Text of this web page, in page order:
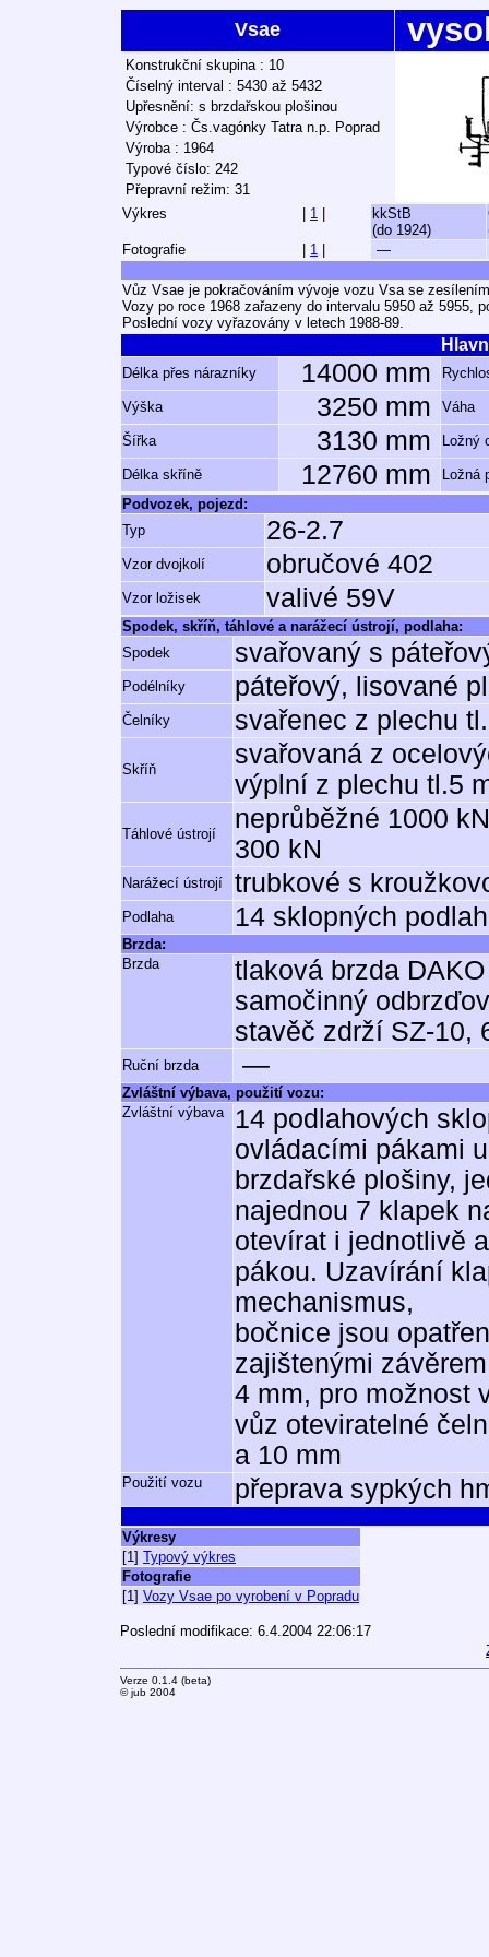
Vsae
Konstrukční skupina : 10
Číselný interval : 5430 až 5432
Upřesnění: s brzdařskou plošinou
Výrobce : Čs.vagónky Tatra n.p. Poprad
Výroba : 1964
Typové číslo: 242
Přepravní režim: 31
Výkres
1
kkStB
(do 1924)
Fotografie
1 —
Vůz Vsae je pokračováním vývoje vozu Vsa se
Vozy po roce 1968 zařazeny do intervalu 5950 až 5955,
Poslední vozy vyřazovány v letech 1988-89.
Délka přes nárazníky 14000 mm
Výška 3250 mm Váha
Šířka 3130 mm Ložný
Délka skříně 12760 mm
Ložná
Podvozek, pojezd:
Typ
26-2.7
Vzor dvojkolí obručové 402
Vzor ložisek valivé 59V
Spodek, skříň, táhlové a narážecí ústrojí, podlaha:
Spodek
svařovaný s
Podélníky páteřový, lisované
Čelníky svařenec z plechu
Skříň
svařovaná z
výplní z plechu tl.5
Táhlové ústrojí
neprůběžné 1000
300 kN
Narážecí ústrojí trubkové s
Podlaha 14 sklopných
Brzda:
Brzda
tlaková brzda
samočinný
stavěč zdrží SZ-10,
Ruční brzda —
Zvláštní výbava, použití vozu:
Zvláštní výbava
14 podlahových
ovládacími pákami
brzdařské plošiny,
najednou 7 klapek
otevírat i jednotlivě
pákou. Uzavírání
mechanismus,
bočnice jsou
zajištenými
4 mm, pro možnost
vůz oteviratelné
a 10 mm
Použití vozu přeprava sypkých
Výkresy
[1] Typový výkres
Fotografie
[1] Vozy Vsae po vyrobení v Popradu
Poslední modifikace: 6.4.2004 22:06:17
Verze 0.1.4 (beta)
© jub 2004